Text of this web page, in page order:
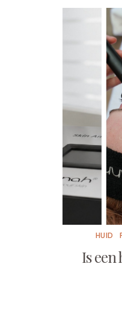
HUID
Is een